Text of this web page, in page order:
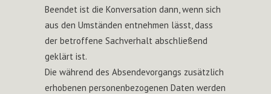
Beendet ist die Konversation dann, wenn sich
aus den Umständen entnehmen lässt, dass
der betroffene Sachverhalt abschließend
geklärt ist.
Die während des Absendevorgangs zusätzlich
erhobenen personenbezogenen Daten werden